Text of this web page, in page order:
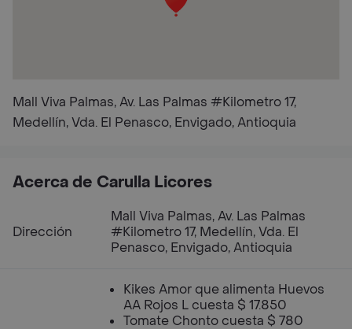
Mall Viva Palmas, Av. Las Palmas #Kilometro 17,
Medellín, Vda. El Penasco, Envigado, Antioquia
Acerca de Carulla Licores
Dirección
Mall Viva Palmas, Av. Las Palmas
#Kilometro 17, Medellín, Vda. El
Penasco, Envigado, Antioquia
Kikes Amor que alimenta Huevos
AA Rojos L cuesta $ 17.850
Tomate Chonto cuesta $ 780